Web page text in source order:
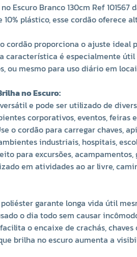
Escuro Branco 130cm Ref
10% plástico, esse cordão
cordão proporciona o ajuste
característica é especialmente
ou mesmo para uso diário em
no Escuro:
e pode ser utilizado de
corporativos, eventos, feiras
o cordão para carregar chaves,
industriais, hospitais,
para excursões,
em atividades ao ar livre,
poliéster garante longa vida útil
o dia todo sem causar
o encaixe de crachás, chaves
brilha no escuro aumenta a